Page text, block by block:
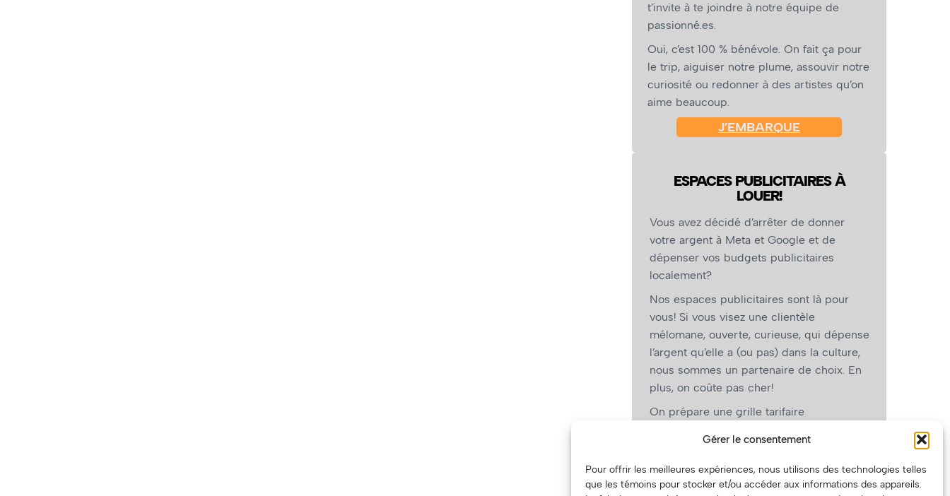
Gérer le consentement
Pour offrir les meilleures expériences, nous utilisons des technologies telles
que les témoins pour stocker et/ou accéder aux informations des appareils.
t’invite à te joindre à notre équipe de
passionné.es.
Oui, c’est 100 % bénévole. On fait ça pour
le trip, aiguiser notre plume, assouvir notre
curiosité ou redonner à des artistes qu’on
aime beaucoup.
J’EMBARQUE
ESPACES PUBLICITAIRES À
LOUER!
Vous avez décidé d’arrêter de donner
votre argent à Meta et Google et de
dépenser vos budgets publicitaires
localement?
Nos espaces publicitaires sont là pour
vous! Si vous visez une clientèle
mélomane, ouverte, curieuse, qui dépense
l’argent qu’elle a (ou pas) dans la culture,
nous sommes un partenaire de choix. En
plus, on coûte pas cher!
On prépare une grille tarifaire
vous, les artistes!)